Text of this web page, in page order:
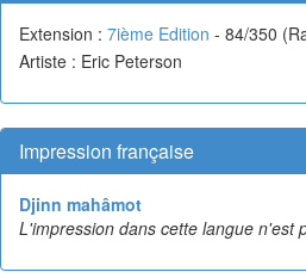
Extension : 7ième Edition - 84/350
Artiste : Eric Peterson
Impression française
Djinn mahâmot
L'impression dans cette langue n'est